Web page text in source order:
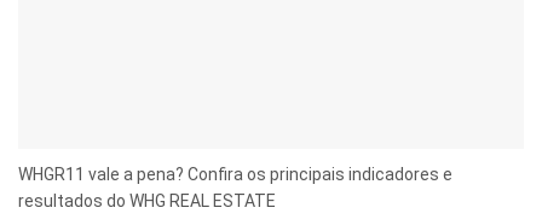
WHGR11 vale a pena? Confira os principais indicadores e
resultados do WHG REAL ESTATE